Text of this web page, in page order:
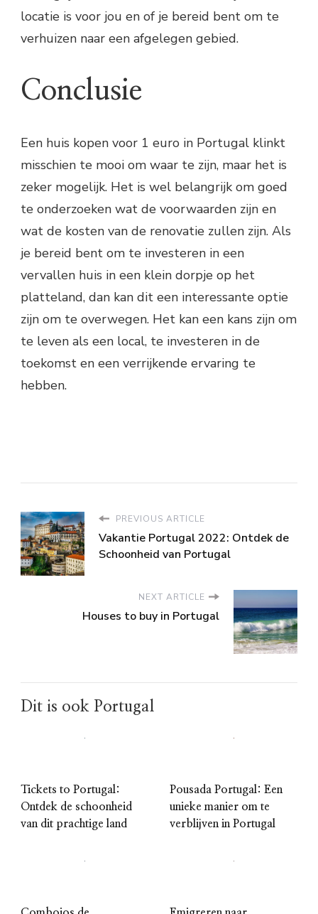
locatie is voor jou en of je bereid bent om te
verhuizen naar een afgelegen gebied.
Conclusie
Een huis kopen voor 1 euro in Portugal klinkt
misschien te mooi om waar te zijn, maar het is
zeker mogelijk. Het is wel belangrijk om goed
te onderzoeken wat de voorwaarden zijn en
wat de kosten van de renovatie zullen zijn. Als
je bereid bent om te investeren in een
vervallen huis in een klein dorpje op het
platteland, dan kan dit een interessante optie
zijn om te overwegen. Het kan een kans zijn om
te leven als een local, te investeren in de
toekomst en een verrijkende ervaring te
hebben.
PREVIOUS ARTICLE
Vakantie Portugal 2022: Ontdek de
Schoonheid van Portugal
NEXT ARTICLE
Houses to buy in Portugal
Dit is ook Portugal
Tickets to Portugal:
Ontdek de schoonheid
van dit prachtige land
Pousada Portugal: Een
unieke manier om te
verblijven in Portugal